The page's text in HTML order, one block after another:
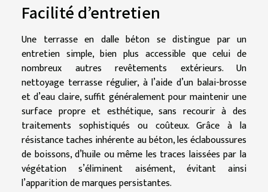
Facilité d’entretien
Une terrasse en dalle béton se distingue par un
entretien simple, bien plus accessible que celui de
nombreux autres revêtements extérieurs. Un
nettoyage terrasse régulier, à l’aide d’un balai-brosse
et d’eau claire, suffit généralement pour maintenir une
surface propre et esthétique, sans recourir à des
traitements sophistiqués ou coûteux. Grâce à la
résistance taches inhérente au béton, les éclaboussures
de boissons, d’huile ou même les traces laissées par la
végétation s’éliminent aisément, évitant ainsi
l’apparition de marques persistantes.